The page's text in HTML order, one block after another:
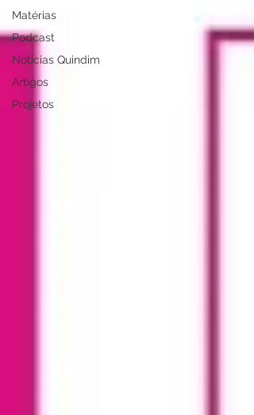
Matérias
Podcast
Notícias Quindim
Artigos
Projetos